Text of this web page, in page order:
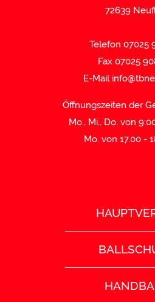
72639
Telefon 07025
Fax 07025
E-Mail
Öffnungszeiten der
Mo., Mi., Do. von
Mo. von 17.00 -